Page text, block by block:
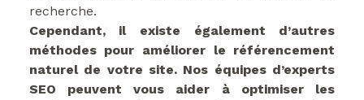
recherche.
Cependant, il existe également d’autres
méthodes pour améliorer le référencement
naturel de votre site. Nos équipes d’experts
SEO peuvent vous aider à optimiser les